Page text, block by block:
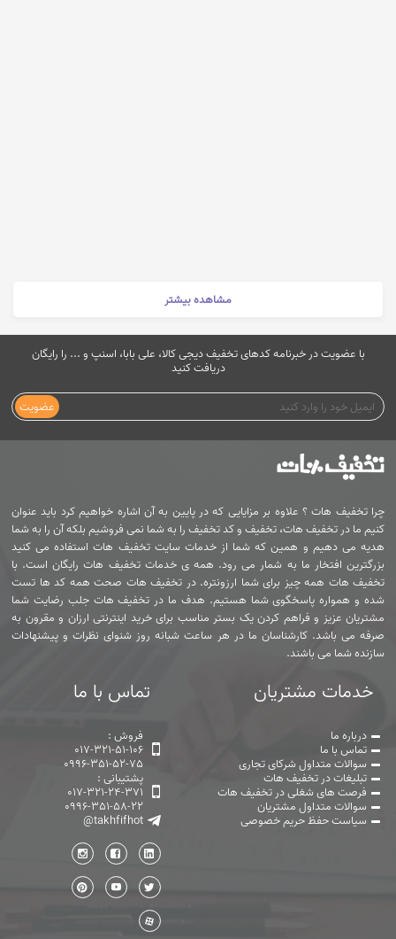
مشاهده بیشتر
با عضویت در خبرنامه کدهای تخفیف دیجی کالا، علی بابا، اسنپ و ... را رایگان
دریافت کنید
عضویت
چرا تخفیف هات ؟ علاوه بر مزایایی که در پایین به آن اشاره خواهیم کرد باید عنوان
کنیم ما در تخفیف هات، تخفیف و کد تخفیف را به شما نمی فروشیم بلکه آن را به شما
هدیه می دهیم و همین که شما از خدمات سایت تخفیف هات استفاده می کنید
بزرگترین افتخار ما به شمار می رود. همه ی خدمات تخفیف هات رایگان است. با
تخفیف هات همه چیز برای شما ارزونتره. در تخفیف هات صحت همه کد ها تست
شده و همواره پاسخگوی شما هستیم. هدف ما در تخفیف هات جلب رضایت شما
مشتریان عزیز و فراهم کردن یک بستر مناسب برای خرید اینترنتی ارزان و مقرون به
صرفه می باشد. کارشناسان ما در هر ساعت شبانه روز شنوای نظرات و پیشنهادات
سازنده شما می باشند.
خدمات مشتریان
درباره ما
تماس با ما
سوالات متداول شرکای تجاری
تبلیغات در تخفیف هات
فرصت های شغلی در تخفیف هات
سوالات متداول مشتریان
سیاست حفظ حریم خصوصی
تماس با ما
فروش :
017-321-51-106
0996-351-52-75
پشتیبانی :
017-321-24-371
0996-351-58-22
@takhfifhot